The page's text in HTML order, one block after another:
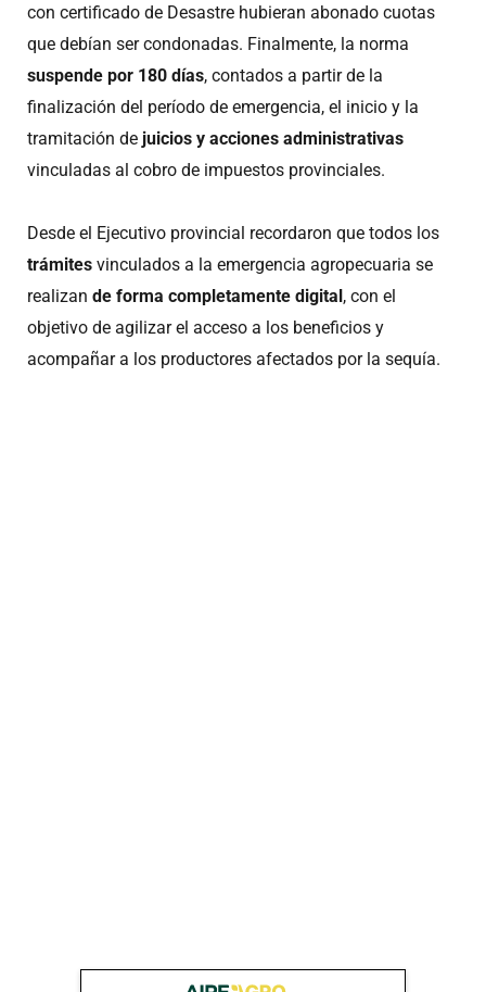
con certificado de Desastre hubieran abonado cuotas
que debían ser condonadas. Finalmente, la norma
suspende por 180 días, contados a partir de la
finalización del período de emergencia, el inicio y la
tramitación de juicios y acciones administrativas
vinculadas al cobro de impuestos provinciales.
Desde el Ejecutivo provincial recordaron que todos los
trámites vinculados a la emergencia agropecuaria se
realizan de forma completamente digital, con el
objetivo de agilizar el acceso a los beneficios y
acompañar a los productores afectados por la sequía.